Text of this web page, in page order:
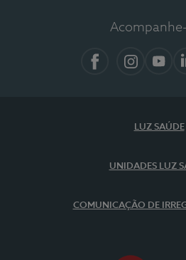
LUZ SAÚDE
UNIDADES LUZ
COMUNICAÇÃO DE